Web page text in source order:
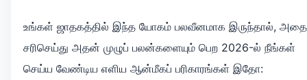
உங்கள் ஜாதகத்தில் இந்த யோகம் பலவீனமாக இருந்தால்,
சரிசெய்து அதன் முழுப் பலன்களையும் பெற 2026-ல் நீங்கள்
செய்ய வேண்டிய எளிய ஆன்மீகப் பரிகாரங்கள் இதோ: